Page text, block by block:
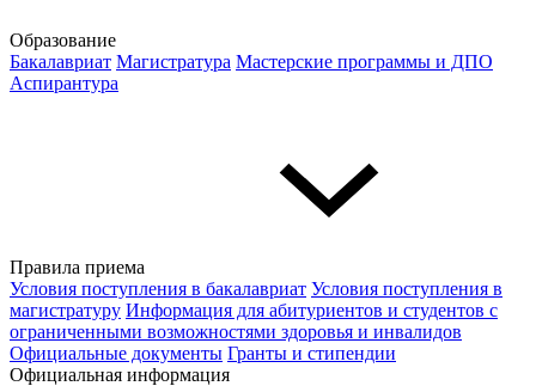
Образование
Бакалавриат Магистратура Мастерские программы и ДПО
Аспирантура
Правила приема
Условия поступления в бакалавриат Условия поступления в
магистратуру Информация для абитуриентов и студентов с
ограниченными возможностями здоровья и инвалидов
Официальные документы Гранты и стипендии
Официальная информация